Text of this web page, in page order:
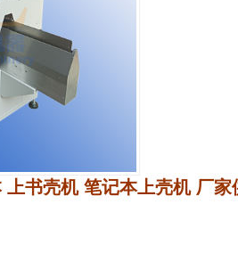
书壳机 笔记本上壳机 厂家